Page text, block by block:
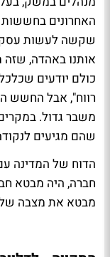
האחרונים
שקשה לעשות
אותנו באהדה,
כולם יודעים
רווח", אבל החשש
משבר גדול.
שהם מגיעים
חברה, היה מבטא
מבטא את מצבה